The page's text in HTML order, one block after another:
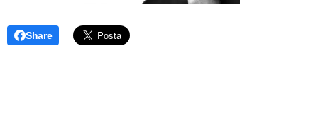
Share